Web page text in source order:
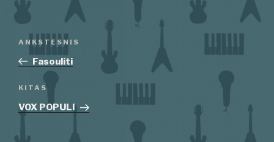
Navigacija
tarp
įrašų
Ankstesnis
įrašas
ANKSTESNIS
Fasouliti
Kitas
įrašas
KITAS
VOX POPULI